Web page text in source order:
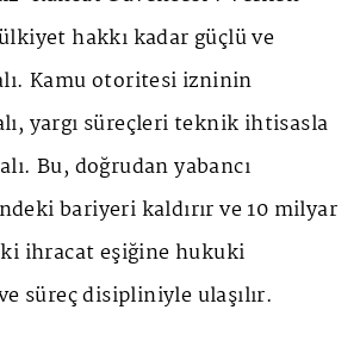
hakkı kadar güçlü ve
Kamu otoritesi izninin
yargı süreçleri teknik ihtisasla
Bu, doğrudan yabancı
bariyeri kaldırır ve 10 milyar
ihracat eşiğine hukuki
süreç disipliniyle ulaşılır.